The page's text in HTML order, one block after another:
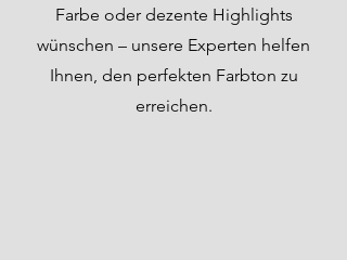
Farbe oder dezente Highlights
wünschen – unsere Experten helfen
Ihnen, den perfekten Farbton zu
erreichen.